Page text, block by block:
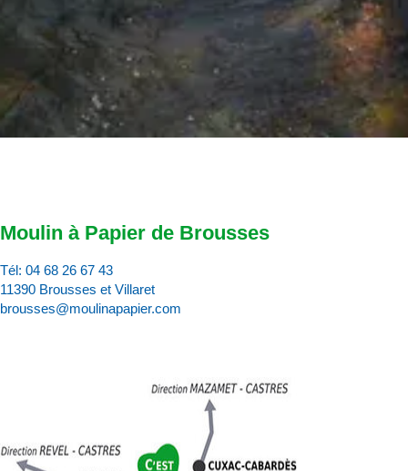
Moulin à Papier de Brousses
Tél: 04 68 26 67 43
11390 Brousses et Villaret
brousses@moulinapapier.com